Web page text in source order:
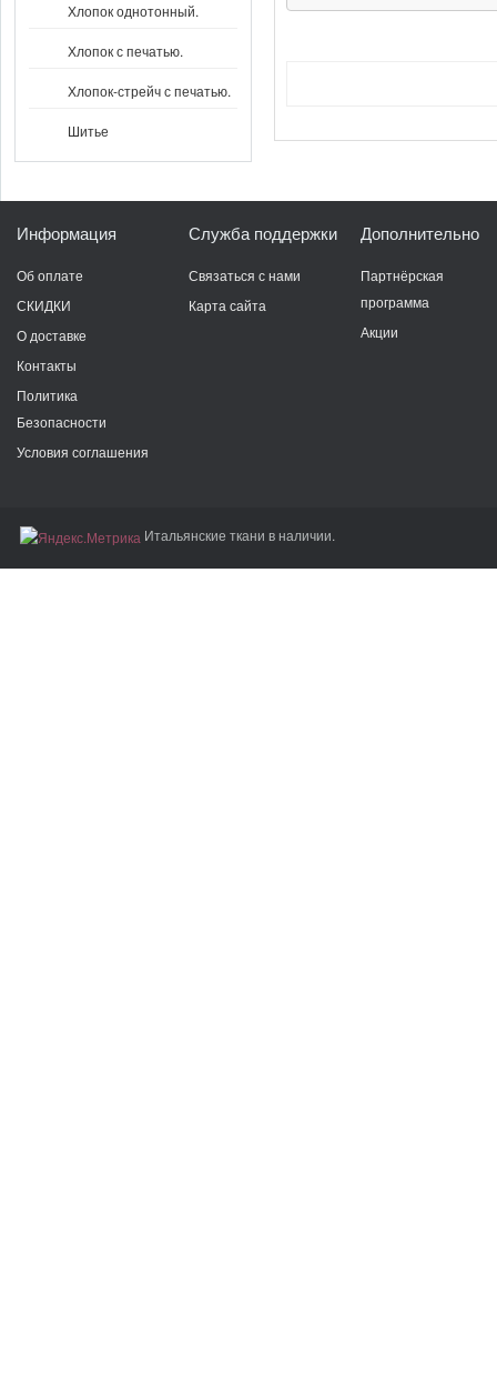
Хлопок однотонный.
Хлопок с печатью.
Хлопок-стрейч с печатью.
Шитье
Информация
Об оплате
СКИДКИ
О доставке
Контакты
Политика
Безопасности
Условия соглашения
Служба поддержки
Связаться с нами
Карта сайта
Дополнительно
Партнёрская
программа
Акции
Итальянские ткани в наличии.